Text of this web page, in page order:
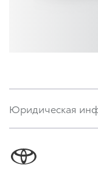
Юридическая